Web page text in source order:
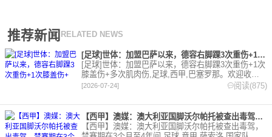
推荐新闻 RELATED NEWS
[足球]世体：加盟巴萨以来，德容右脚踝3次重伤+1次膝盖伤+
[足球]世体：加盟巴萨以来，德容右脚踝3次重伤+1次
膝盖伤+多次肌肉伤,足球,西甲,巴塞罗那。欢迎收藏
本站，24小时为你更新最新的足球，篮球体育资讯。
[2026-07-24] 阅读(875)
【西甲】澳媒：澳大利亚国脚沃尔帕托被查出毒驾，禁赛期在3个月
【西甲】澳媒：澳大利亚国脚沃尔帕托被查出毒驾，